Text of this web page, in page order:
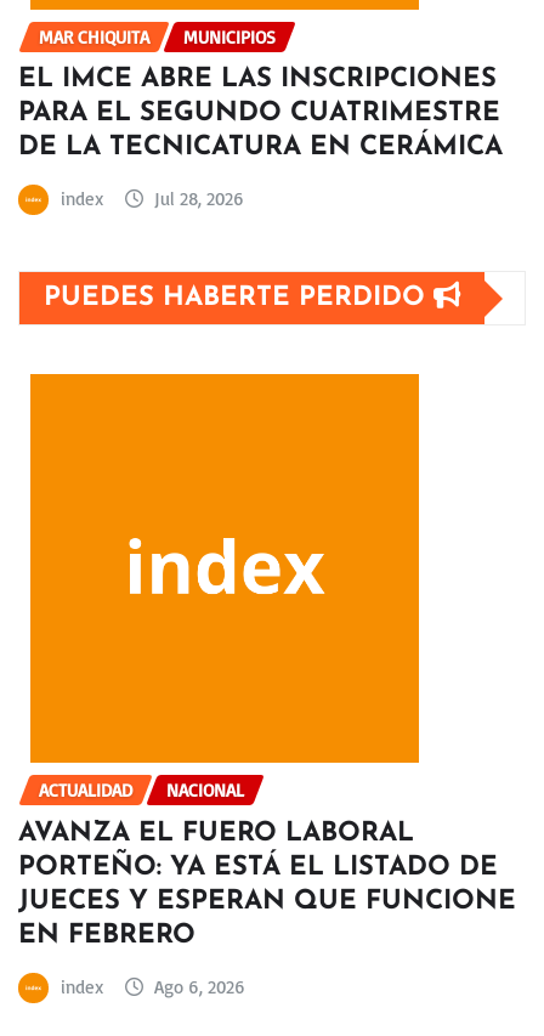
MAR CHIQUITA MUNICIPIOS
EL IMCE ABRE LAS INSCRIPCIONES
PARA EL SEGUNDO CUATRIMESTRE
DE LA TECNICATURA EN CERÁMICA
index Jul 28, 2026
PUEDES HABERTE PERDIDO
ACTUALIDAD NACIONAL
AVANZA EL FUERO LABORAL
PORTEÑO: YA ESTÁ EL LISTADO DE
JUECES Y ESPERAN QUE FUNCIONE
EN FEBRERO
index Ago 6, 2026